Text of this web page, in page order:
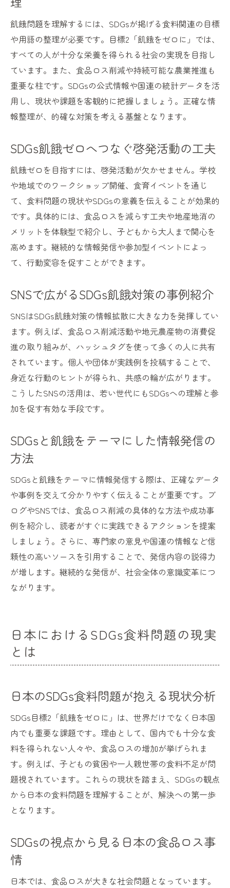
飢餓問題を理解するには、SDGsが掲げる食料関連の目標
や用語の整理が必要です。目標2「飢餓をゼロに」では、
すべての人が十分な栄養を得られる社会の実現を目指し
ています。また、食品ロス削減や持続可能な農業推進も
重要な柱です。SDGsの公式情報や国連の統計データを活
用し、現状や課題を客観的に把握しましょう。正確な情
報整理が、的確な対策を考える基盤となります。
SDGs飢餓ゼロへつなぐ啓発活動の工夫
飢餓ゼロを目指すには、啓発活動が欠かせません。学校
や地域でのワークショップ開催、食育イベントを通じ
て、食料問題の現状やSDGsの意義を伝えることが効果的
です。具体的には、食品ロスを減らす工夫や地産地消の
メリットを体験型で紹介し、子どもから大人まで関心を
高めます。継続的な情報発信や参加型イベントによっ
て、行動変容を促すことができます。
SNSで広がるSDGs飢餓対策の事例紹介
SNSはSDGs飢餓対策の情報拡散に大きな力を発揮してい
ます。例えば、食品ロス削減活動や地元農産物の消費促
進の取り組みが、ハッシュタグを使って多くの人に共有
されています。個人や団体が実践例を投稿することで、
身近な行動のヒントが得られ、共感の輪が広がります。
こうしたSNSの活用は、若い世代にもSDGsへの理解と参
加を促す有効な手段です。
SDGsと飢餓をテーマにした情報発信の
方法
SDGsと飢餓をテーマに情報発信する際は、正確なデータ
や事例を交えて分かりやすく伝えることが重要です。ブ
ログやSNSでは、食品ロス削減の具体的な方法や成功事
例を紹介し、読者がすぐに実践できるアクションを提案
しましょう。さらに、専門家の意見や国連の情報など信
頼性の高いソースを引用することで、発信内容の説得力
が増します。継続的な発信が、社会全体の意識変革につ
ながります。
日本におけるSDGs食料問題の現実
とは
日本のSDGs食料問題が抱える現状分析
SDGs目標2「飢餓をゼロに」は、世界だけでなく日本国
内でも重要な課題です。理由として、国内でも十分な食
料を得られない人々や、食品ロスの増加が挙げられま
す。例えば、子どもの貧困や一人親世帯の食料不足が問
題視されています。これらの現状を踏まえ、SDGsの観点
から日本の食料問題を理解することが、解決への第一歩
となります。
SDGsの視点から見る日本の食品ロス事
情
日本では、食品ロスが大きな社会問題となっています。